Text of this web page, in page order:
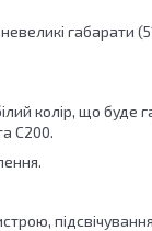
габарати
колір, що буде
C200.